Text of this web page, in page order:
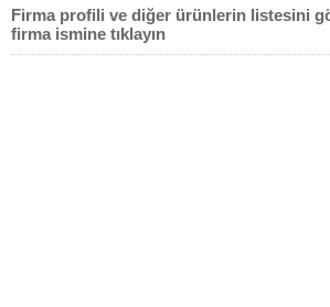
Firma profili ve diğer ürünlerin listesini
firma ismine tıklayın